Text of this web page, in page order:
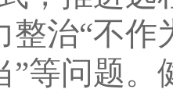
整治“不作
”等问题。